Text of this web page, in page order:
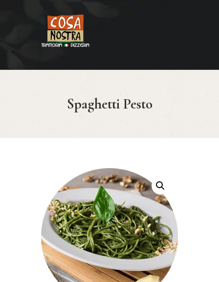
Spaghetti Pesto
HOME
COSA NOSTRA
MENÚ
RESERVAR
CONTACTO